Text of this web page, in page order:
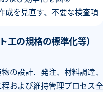
成を見直す、不要な検査項
工の規格の標準化等）
の設計、発注、材料調達、
および維持管理プロセス全